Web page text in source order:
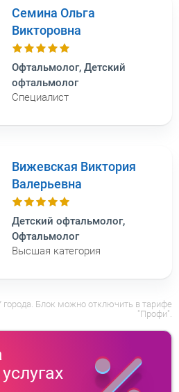
Семина Ольга
Викторовна
Офтальмолог, Детский
офтальмолог
Специалист
Вижевская Виктория
Валерьевна
Детский офтальмолог,
Офтальмолог
Высшая категория
Блок можно отключить в тарифе
"Профи".